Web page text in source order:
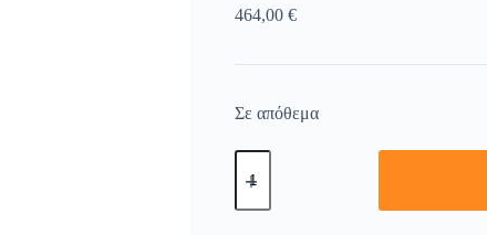
464,00 €
Σε απόθεμα